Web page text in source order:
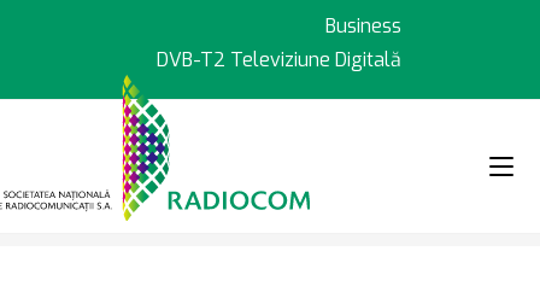
Business
DVB-T2 Televiziune Digitală
> Servicii